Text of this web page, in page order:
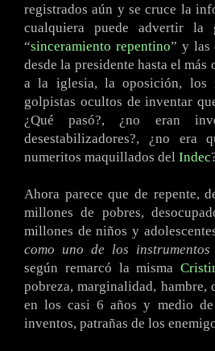
registrados aún y se cruce la
cualquiera puede advertir la
“sinceramiento repentino” y las
desde la presidente hasta el
a la iglesia, la oposición, los
golpistas ocultos de inventar
¿Qué pasó?, ¿no eran
desestabilizadores?, ¿no
numeritos maquillados del Indec
Ahora parece que de repente,
millones de pobres,
millones de niños y
como uno de los
según remarcó la misma
pobreza, marginalidad,
en los casi 6 años y medio de
inventos, patrañas de los